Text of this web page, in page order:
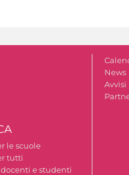
le scuole
tutti
e studenti
News
Avvisi